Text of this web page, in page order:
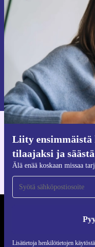
Liity
tilaajaksi ja
Älä enää koskaan missaa
Lisätietoja henkilötietojen
Älä
Lisätietoja henkilötietojen